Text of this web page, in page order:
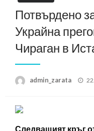
Потвърдено
Украйна
Чираган в
admin_zarata
Следващият кръг